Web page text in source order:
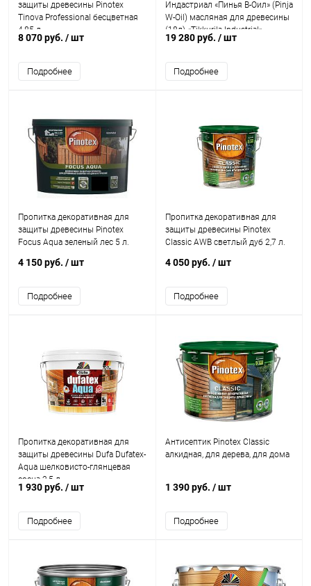
защиты древесины Pinotex
Tinova Professional бесцветная
4,85 л.
8 070 руб. / шт
Подробнее
Индастриал «Пинья В-Оил» (Pinja
W-Oil) масляная для древесины
(18л) «Tikkurila Industrial»
19 280 руб. / шт
Подробнее
Пропитка декоративная для
защиты древесины Pinotex
Focus Aqua зеленый лес 5 л.
4 150 руб. / шт
Подробнее
Пропитка декоративная для
защиты древесины Pinotex
Classic AWB светлый дуб 2,7 л.
4 050 руб. / шт
Подробнее
Пропитка декоративная для
защиты древесины Dufa Dufatex-
Aqua шелковисто-глянцевая
сосна 2,5 л.
1 930 руб. / шт
Подробнее
Антисептик Pinotex Classic
алкидная, для дерева, для дома
1 390 руб. / шт
Подробнее